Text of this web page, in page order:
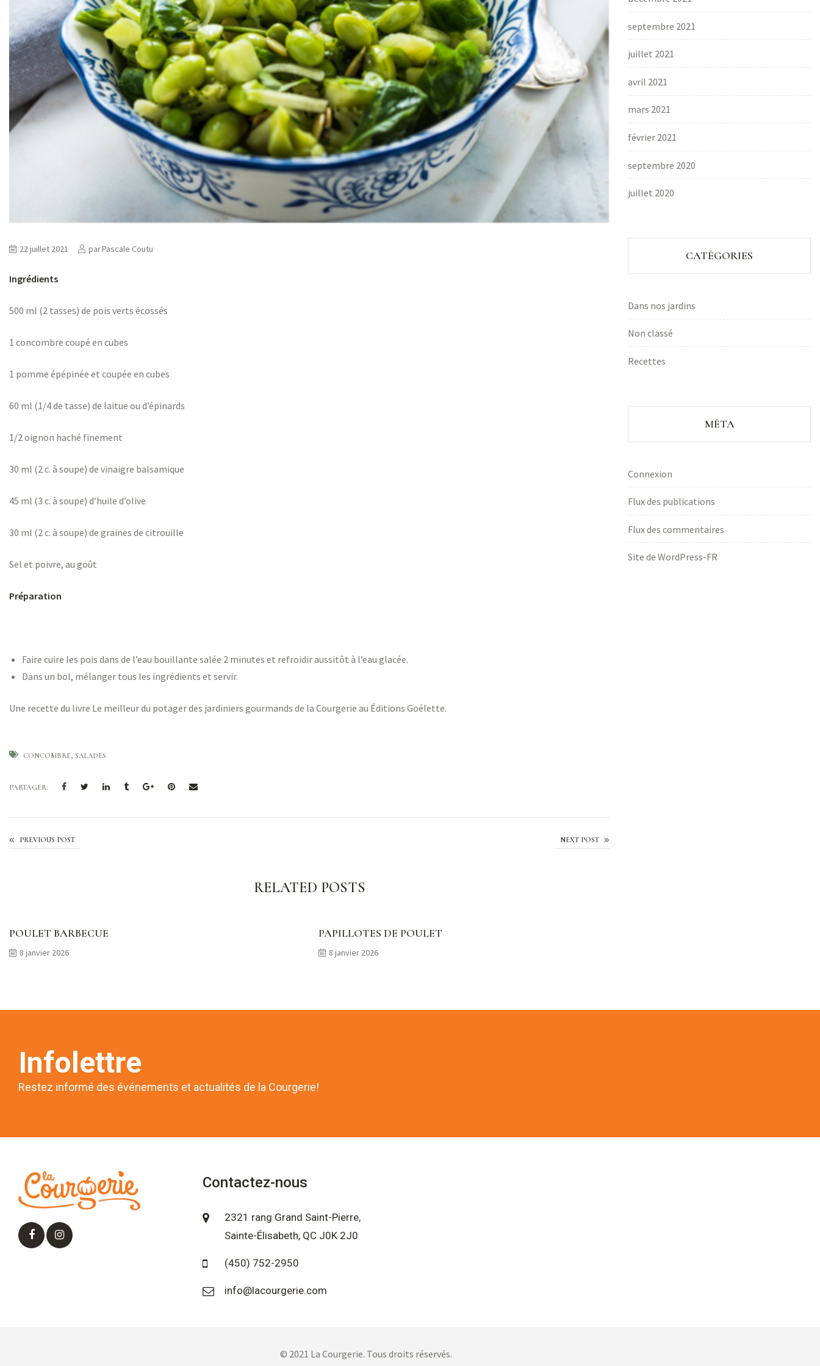
22 juillet 2021 parPascale Coutu
Ingrédients
500 ml (2 tasses) de pois verts écossés
1 concombre coupé en cubes
1 pomme épépinée et coupée en cubes
60 ml (1/4 de tasse) de laitue ou d’épinards
1/2 oignon haché finement
30 ml (2 c. à soupe) de vinaigre balsamique
45 ml (3 c. à soupe) d’huile d’olive
30 ml (2 c. à soupe) de graines de citrouille
Sel et poivre, au goût
Préparation
Faire cuire les pois dans de l’eau bouillante salée 2 minutes et refroidir aussitôt à l’eau glacée.
Dans un bol, mélanger tous les ingrédients et servir.
Une recette du livre Le meilleur du potagerdes jardiniers gourmands de la Courgerie au Éditions Goélette.
CONCOMBRE SALADES
PARTAGER:
PREVIOUS POST NEXT POST
Macédoine
RELATED POSTS
POULET BARBECUE
8 janvier 2026
PAPILLOTES DE POULET
8 janvier 2026
septembre 2021
juillet 2021
avril 2021
mars 2021
février 2021
septembre 2020
juillet 2020
CATÉGORIES
Dans nos jardins
Non classé
Recettes
MÉTA
Connexion
Flux des publications
Flux des commentaires
Site de WordPress-FR
Infolettre
Restez informé des événements et actualités de la Courgerie!
Contactez-nous
2321 rang Grand Saint-Pierre,
Sainte-Élisabeth, QC J0K 2J0
(450) 752-2950
info@lacourgerie.com
© 2021 La Courgerie. Tous droits réservés.